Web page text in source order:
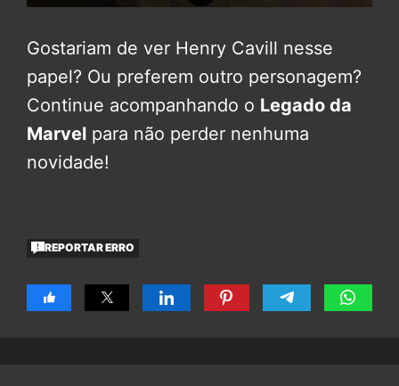
Gostariam de ver Henry Cavill nesse
papel? Ou preferem outro personagem?
Continue acompanhando o Legado da
Marvel para não perder nenhuma
novidade!
REPORTAR ERRO